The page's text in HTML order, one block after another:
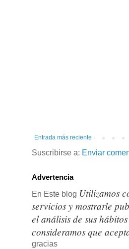
Entrada más reciente
Suscribirse a: Enviar
Advertencia
En Este blog Utilizamos
servicios y mostrarle
el análisis de sus
consideramos que
gracias